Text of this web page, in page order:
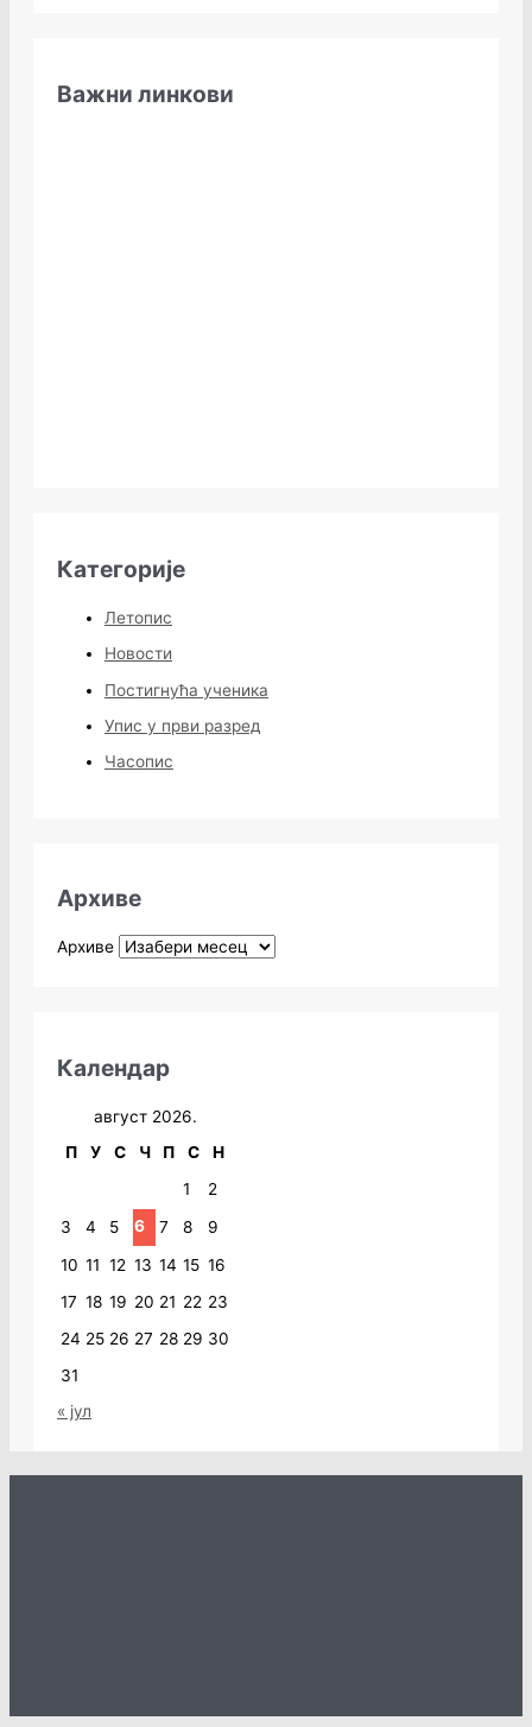
Важни линкови
Категорије
Летопис
Новости
Постигнућа ученика
Упис у први разред
Часопис
Архиве
Архиве
Календар
август 2026.
П
У С Ч П С
Н
1
2
3
4 5 6 7 8
9
10 11 12 13 14 15 16
17 18 19 20 21 22 23
24 25 26 27 28 29 30
31
« јул